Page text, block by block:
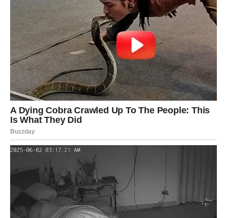
ŠKORPIJA
Škorpije će do kraja proljeća morati da odluče šta žele od
ljubavi. Neki odnosi više ne mogu ostati na pola puta.
Moguće je suočavanje sa emocijama koje ste dugo
potiskivali. Iako neće biti jednostavno, upravo to vam
donosi priliku za sreću kakvu zaslužujete.
STRIJELAC
Strijelac je među najvećim ljubavnim srećnicima ovog
perioda. Nova poznanstva, zanimljivi susreti i mnogo